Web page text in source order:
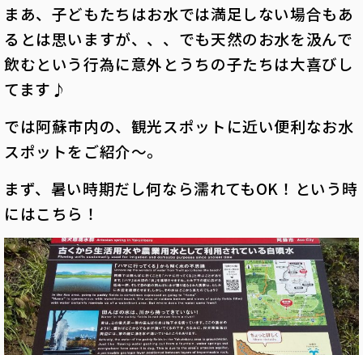
まあ、子どもたちはお水では満足しない場合もあ
るとは思いますが、、、でも天然のお水を汲んで
飲むという行為に意外とうちの子たちは大喜びし
てます♪
では阿蘇市内の、観光スポットに近い便利なお水
スポットをご紹介～。
まず、暑い時期だし何なら濡れてもOK！という時
にはこちら！